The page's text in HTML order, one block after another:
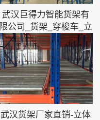
武汉巨得力智能货架有
限公司_货架_穿梭车_立
武汉货架厂家直销-立体